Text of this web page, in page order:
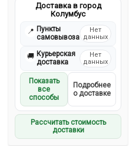
Доставка в город
Колумбус
📍 Пункты
самовывоза
Нет
данных
🚚 Курьерская
доставка
Нет
данных
Показать
все
способы
Подробнее
о доставке
Рассчитать стоимость
доставки